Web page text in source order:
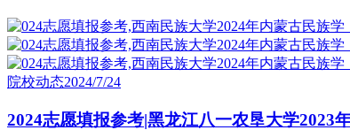
院校动态2024/7/24
2024志愿填报参考|黑龙江八一农垦大学2023